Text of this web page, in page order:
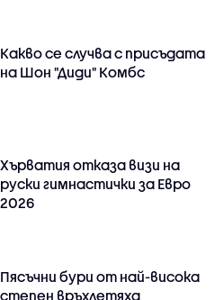
Какво се случва с присъдата
на Шон "Диди" Комбс
Хърватия отказа визи на
руски гимнастички за Евро
2026
Пясъчни бури от най-висока
степен връхлетяха